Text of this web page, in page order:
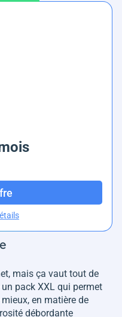
mais ça vaut tout de
pack XXL qui permet
en matière de
débordante